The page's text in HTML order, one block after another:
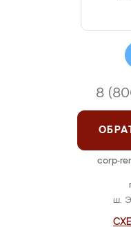
ш.
8
corp-